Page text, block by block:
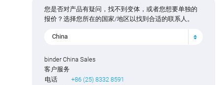
您是否对产品有疑问，找不到变体，或者您想要单独的
报价？选择您所在的国家/地区以找到合适的联系人。
China
binder China Sales
客户服务
电话
+86 (25) 8332 8591